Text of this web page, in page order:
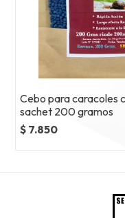
Cebo para caracoles
sachet 200 gramos
$ 7.850